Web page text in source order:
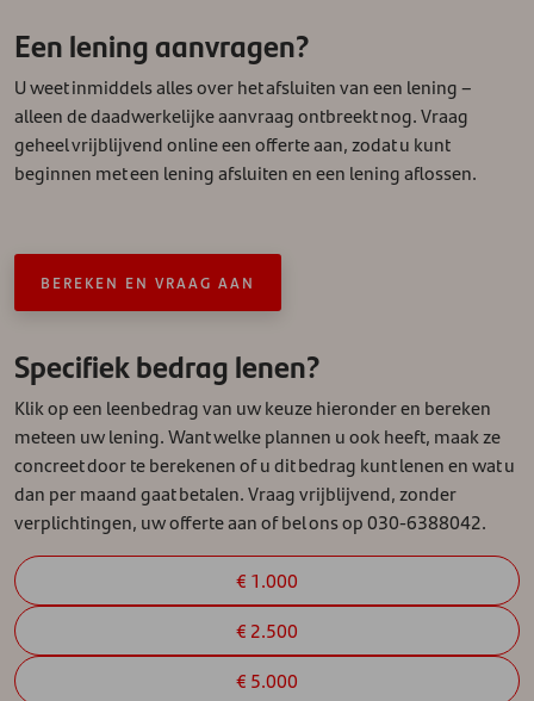
Een lening aanvragen?
U weet inmiddels alles over het afsluiten van een lening –
alleen de daadwerkelijke aanvraag ontbreekt nog. Vraag
geheel vrijblijvend online een offerte aan, zodat u kunt
beginnen met een lening afsluiten en een lening aflossen.
BEREKEN EN VRAAG AAN
Specifiek bedrag lenen?
Klik op een leenbedrag van uw keuze hieronder en bereken
meteen uw lening. Want welke plannen u ook heeft, maak ze
concreet door te berekenen of u dit bedrag kunt lenen en wat u
dan per maand gaat betalen. Vraag vrijblijvend, zonder
verplichtingen, uw offerte aan of bel ons op 030-6388042.
€ 1.000
€ 2.500
€ 5.000